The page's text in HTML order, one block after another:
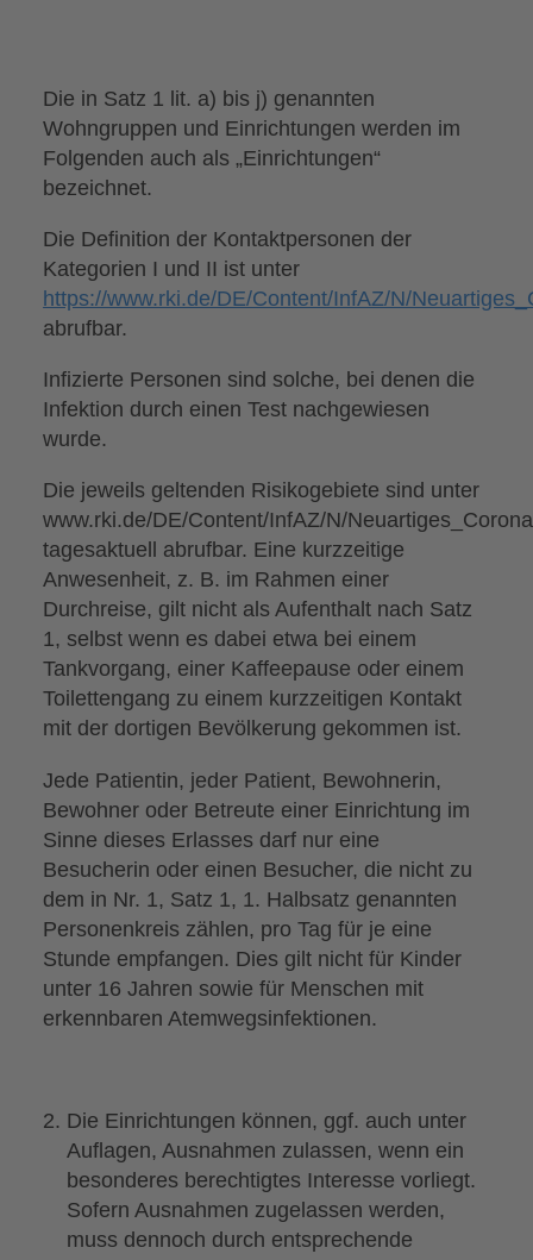
Die in Satz 1 lit. a) bis j) genannten
Wohngruppen und Einrichtungen werden im
Folgenden auch als „Einrichtungen“
bezeichnet.
Die Definition der Kontaktpersonen der
Kategorien I und II ist unter
https://www.rki.de/DE/Content/InfAZ/N/
abrufbar.
Infizierte Personen sind solche, bei denen die
Infektion durch einen Test nachgewiesen
wurde.
Die jeweils geltenden Risikogebiete sind unter
www.rki.de/DE/Content/InfAZ/N/
tagesaktuell abrufbar. Eine kurzzeitige
Anwesenheit, z. B. im Rahmen einer
Durchreise, gilt nicht als Aufenthalt nach Satz
1, selbst wenn es dabei etwa bei einem
Tankvorgang, einer Kaffeepause oder einem
Toilettengang zu einem kurzzeitigen Kontakt
mit der dortigen Bevölkerung gekommen ist.
Jede Patientin, jeder Patient, Bewohnerin,
Bewohner oder Betreute einer Einrichtung im
Sinne dieses Erlasses darf nur eine
Besucherin oder einen Besucher, die nicht zu
dem in Nr. 1, Satz 1, 1. Halbsatz genannten
Personenkreis zählen, pro Tag für je eine
Stunde empfangen. Dies gilt nicht für Kinder
unter 16 Jahren sowie für Menschen mit
erkennbaren Atemwegsinfektionen.
Die Einrichtungen können, ggf. auch unter
Auflagen, Ausnahmen zulassen, wenn ein
besonderes berechtigtes Interesse vorliegt.
Sofern Ausnahmen zugelassen werden,
muss dennoch durch entsprechende